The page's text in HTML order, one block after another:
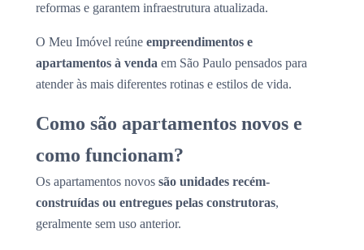
reformas e garantem infraestrutura atualizada.
O Meu Imóvel reúne empreendimentos e
apartamentos à venda em São Paulo pensados para
atender às mais diferentes rotinas e estilos de vida.
Como são apartamentos novos e
como funcionam?
Os apartamentos novos são unidades recém-
construídas ou entregues pelas construtoras,
geralmente sem uso anterior.